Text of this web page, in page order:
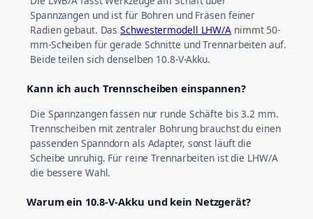
Spannzangen und ist für Bohren und Fräsen feiner
Radien gebaut. DasSchwestermodell LHW/A nimmt 50-
mm-Scheiben für gerade Schnitte und Trennarbeiten auf.
Beide teilen sich denselben 10.8-V-Akku.
Kann ich auch Trennscheiben einspannen?
Die Spannzangen fassen nur runde Schäfte bis 3.2 mm.
Trennscheiben mit zentraler Bohrung brauchst du einen
passenden Spanndorn als Adapter, sonst läuft die
Scheibe unruhig. Für reine Trennarbeiten ist die LHW/A
die bessere Wahl.
Warum ein 10.8-V-Akku und kein Netzgerät?